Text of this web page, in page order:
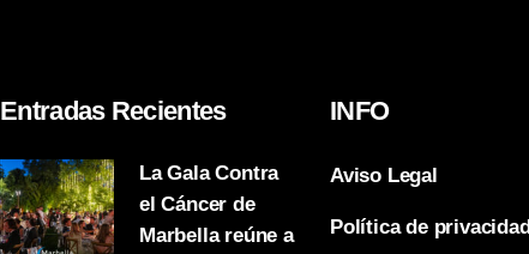
Entradas Recientes
La Gala Contra
el Cáncer de
Marbella reúne a
INFO
Aviso Legal
Política de privacidad